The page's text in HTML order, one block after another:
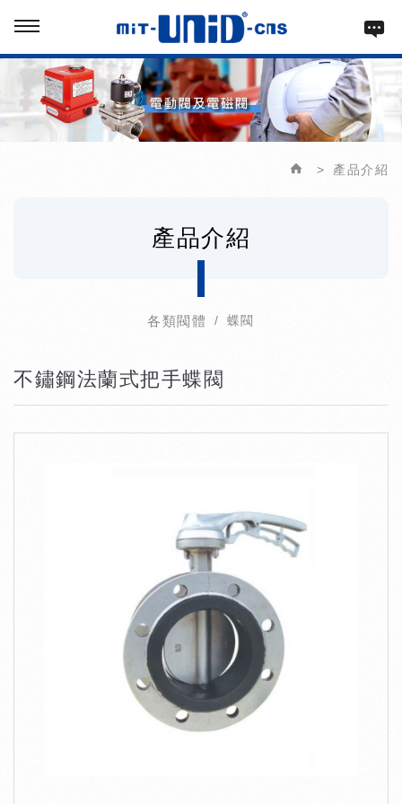
產品介紹
產品介紹
各類閥體 蝶閥
不鏽鋼法蘭式把手蝶閥